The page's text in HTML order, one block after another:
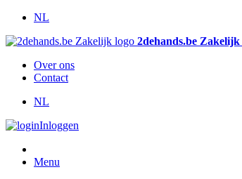
NL
2dehands.be Zakelijk
Over ons
Contact
NL
Inloggen
Menu